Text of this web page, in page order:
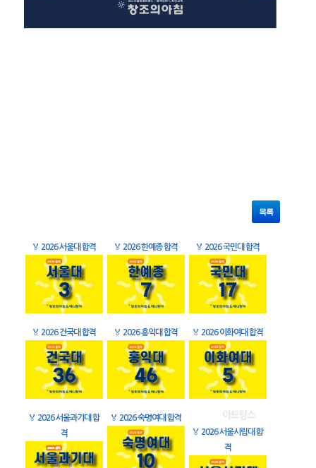
목록
🏅 2026 서울대 합격 🏅 2026 한예종 합격 🏅 2026 국민대 합격
🏅 2026 건국대 합격 🏅 2026 홍익대 합격 🏅 2026 이화여대 합격
🏅 2026 서울과기대 합
격
🏅 2026 숙명여대 합격
🏅 2026 서울시립대 합
격